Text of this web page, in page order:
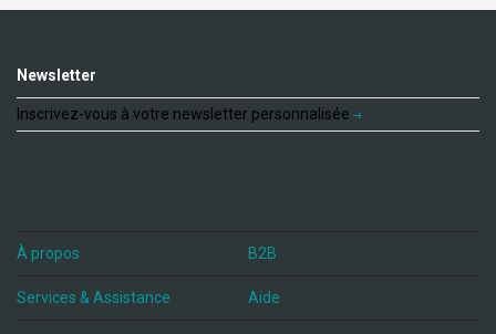
Newsletter
Inscrivez-vous à votre newsletter personnalisée
À propos B2B
Services & Assistance Aide